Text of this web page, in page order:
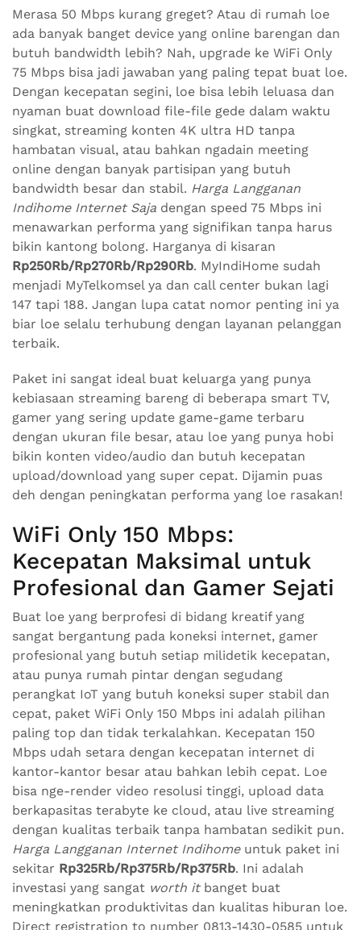
Merasa 50 Mbps kurang greget? Atau di rumah loe
ada banyak banget device yang online barengan dan
butuh bandwidth lebih? Nah, upgrade ke WiFi Only
75 Mbps bisa jadi jawaban yang paling tepat buat loe.
Dengan kecepatan segini, loe bisa lebih leluasa dan
nyaman buat download file-file gede dalam waktu
singkat, streaming konten 4K ultra HD tanpa
hambatan visual, atau bahkan ngadain meeting
online dengan banyak partisipan yang butuh
bandwidth besar dan stabil. Harga Langganan
Indihome Internet Saja dengan speed 75 Mbps ini
menawarkan performa yang signifikan tanpa harus
bikin kantong bolong. Harganya di kisaran
Rp250Rb/Rp270Rb/Rp290Rb. MyIndiHome sudah
menjadi MyTelkomsel ya dan call center bukan lagi
147 tapi 188. Jangan lupa catat nomor penting ini ya
biar loe selalu terhubung dengan layanan pelanggan
terbaik.
Paket ini sangat ideal buat keluarga yang punya
kebiasaan streaming bareng di beberapa smart TV,
gamer yang sering update game-game terbaru
dengan ukuran file besar, atau loe yang punya hobi
bikin konten video/audio dan butuh kecepatan
upload/download yang super cepat. Dijamin puas
deh dengan peningkatan performa yang loe rasakan!
WiFi Only 150 Mbps:
Kecepatan Maksimal untuk
Profesional dan Gamer Sejati
Buat loe yang berprofesi di bidang kreatif yang
sangat bergantung pada koneksi internet, gamer
profesional yang butuh setiap milidetik kecepatan,
atau punya rumah pintar dengan segudang
perangkat IoT yang butuh koneksi super stabil dan
cepat, paket WiFi Only 150 Mbps ini adalah pilihan
paling top dan tidak terkalahkan. Kecepatan 150
Mbps udah setara dengan kecepatan internet di
kantor-kantor besar atau bahkan lebih cepat. Loe
bisa nge-render video resolusi tinggi, upload data
berkapasitas terabyte ke cloud, atau live streaming
dengan kualitas terbaik tanpa hambatan sedikit pun.
Harga Langganan Internet Indihomeuntuk paket ini
sekitar Rp325Rb/Rp375Rb/Rp375Rb. Ini adalah
investasi yang sangat worth itbanget buat
meningkatkan produktivitas dan kualitas hiburan loe.
Direct registration to number 0813-1430-0585 untuk